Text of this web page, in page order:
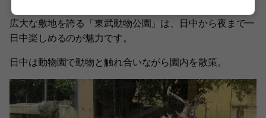
広大な敷地を誇る「東武動物公園」は、日中から夜まで一
日中楽しめるのが魅力です。
日中は動物園で動物と触れ合いながら園内を散策。